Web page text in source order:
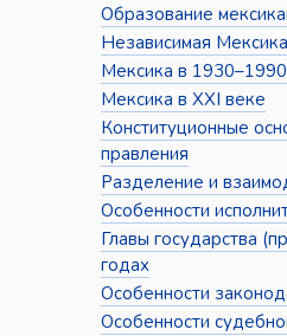
Образование
Независимая
Мексика в
Мексика в XXI веке
Конституционные
правления
Разделение и
Особенности
Главы государства
годах
Особенности
Особенности